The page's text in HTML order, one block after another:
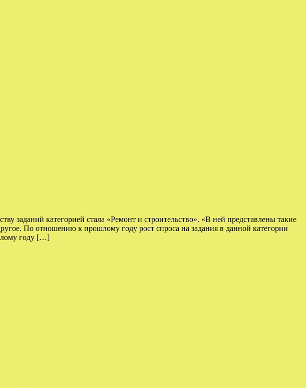
заданий категорией стала «Ремонт и строительство». «В ней представлены такие
По отношению к прошлому году рост спроса на задания в данной категории
году […]